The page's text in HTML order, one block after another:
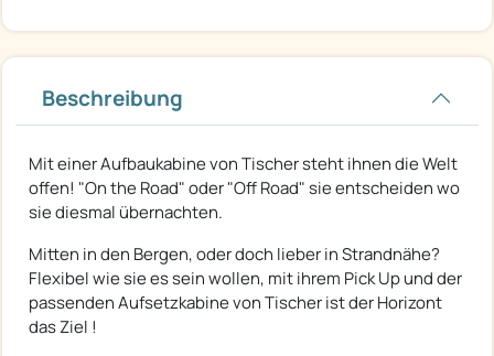
Beschreibung
Mit einer Aufbaukabine von Tischer steht ihnen die Welt
offen! "On the Road" oder "Off Road" sie entscheiden wo
sie diesmal übernachten.
Mitten in den Bergen, oder doch lieber in Strandnähe?
Flexibel wie sie es sein wollen, mit ihrem Pick Up und der
passenden Aufsetzkabine von Tischer ist der Horizont
das Ziel !